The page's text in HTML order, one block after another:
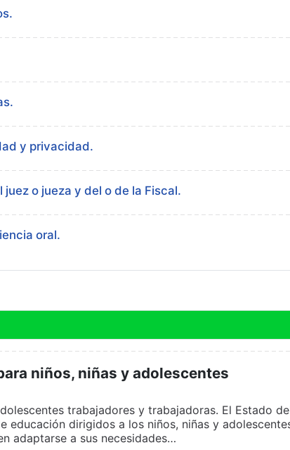
y privacidad.
o jueza y del o de la Fiscal.
oral.
niños, niñas y adolescentes
trabajadores y trabajadoras. El Estado
educación dirigidos a los niños, niñas y
adaptarse a sus necesidades…